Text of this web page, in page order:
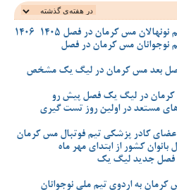
مس کرمان در فصل 1405-1406
نوجوانان مس کرمان در فصل
فصل بعد مس کرمان در لیگ یک مشخص
کرمان در لیگ یک فصل پیش رو
مستعد در اولین روز تست گیری
اعضای کادر پزشکی تیم فوتبال مس کرمان
کشور از ابتدای مهر ماه
فصل جدید لیگ یک
به اردوی تیم ملی نوجوانان